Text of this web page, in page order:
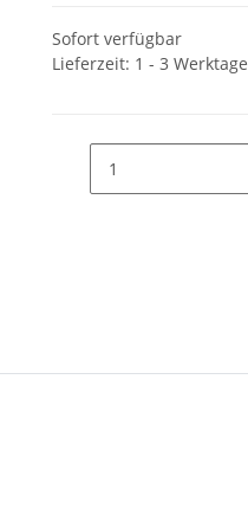
Sofort verfügbar
Lieferzeit: 1 - 3 Werktage